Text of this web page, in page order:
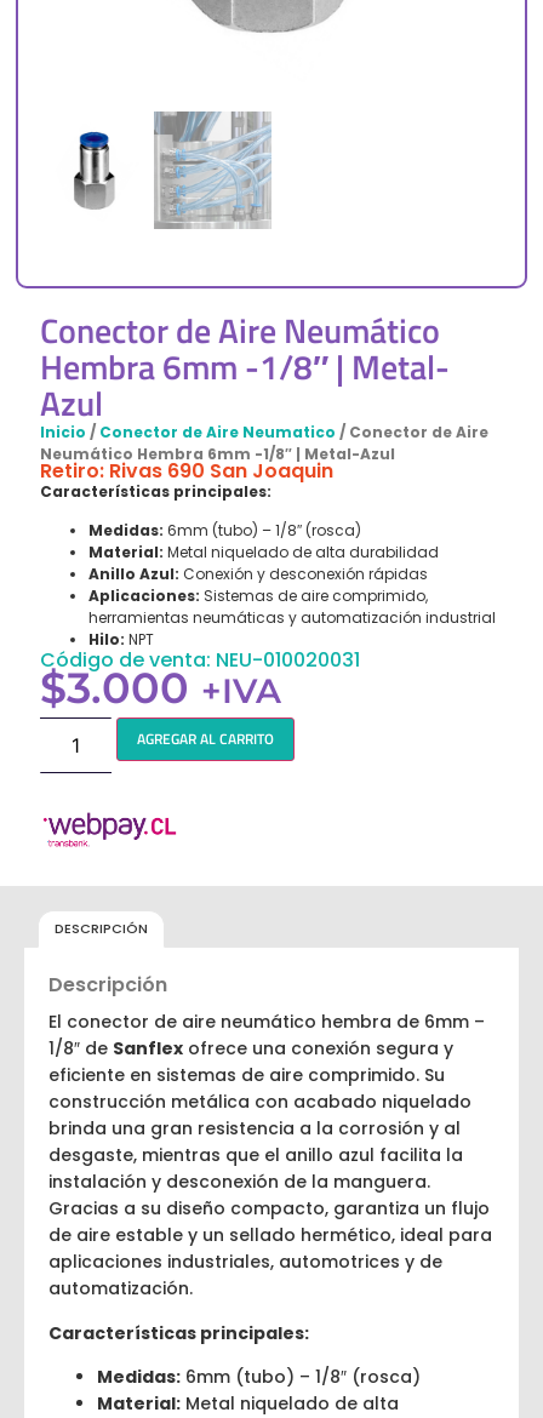
Conector de Aire Neumático
Hembra 6mm -1/8″ | Metal-
Azul
Inicio / Conector de Aire Neumatico / Conector de Aire
Neumático Hembra 6mm -1/8″ | Metal-Azul
Retiro: Rivas 690 San Joaquin
Características principales:
Medidas:6mm (tubo) – 1/8″ (rosca)
Material: Metal niquelado de alta durabilidad
Anillo Azul: Conexión y desconexión rápidas
Aplicaciones: Sistemas de aire comprimido,
herramientas neumáticas y automatización industrial
Hilo: NPT
Código de venta: NEU-010020031
$3.000 +IVA
AGREGAR AL CARRITO
DESCRIPCIÓN
Descripción
El conector de aire neumático hembra de 6mm –
1/8″ de Sanflex ofrece una conexión segura y
eficiente en sistemas de aire comprimido. Su
construcción metálica con acabado niquelado
brinda una gran resistencia a la corrosión y al
desgaste, mientras que el anillo azul facilita la
instalación y desconexión de la manguera.
Gracias a su diseño compacto, garantiza un flujo
de aire estable y un sellado hermético, ideal para
aplicaciones industriales, automotrices y de
automatización.
Características principales:
Medidas: 6mm (tubo) – 1/8″ (rosca)
Material: Metal niquelado de alta